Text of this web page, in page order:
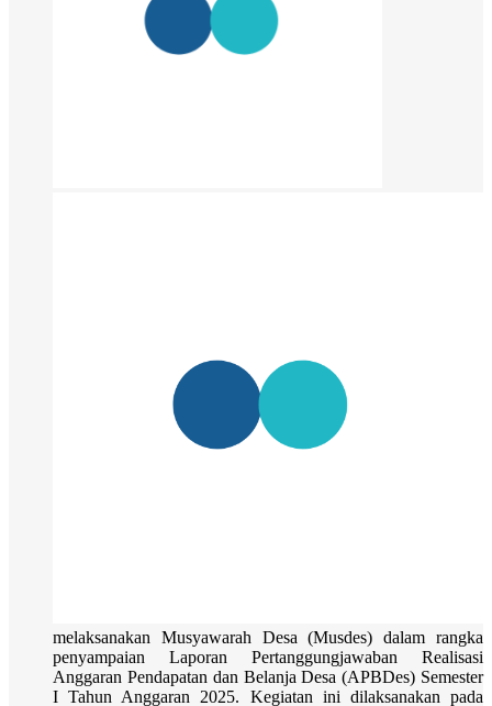
melaksanakan Musyawarah Desa (Musdes) dalam rangka
penyampaian Laporan Pertanggungjawaban Realisasi
Anggaran Pendapatan dan Belanja Desa (APBDes) Semester
I Tahun Anggaran 2025. Kegiatan ini dilaksanakan pada